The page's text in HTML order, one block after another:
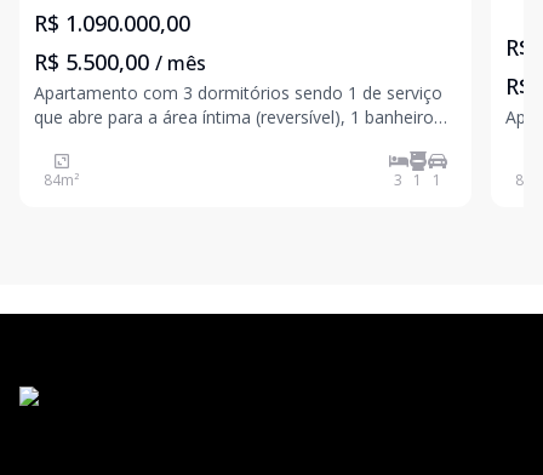
R$ 1.090.000,00
R$ 5.500,00 / mês
Apartamento com 3 dormitórios sendo 1 de serviço
que abre para a área íntima (reversível), 1 banheiro
matrícula separada, no térreo. Possibilidade de
instalação de aparelhos de ar-condicionado na sala e
84m² 3 1 1
R$
R$
83